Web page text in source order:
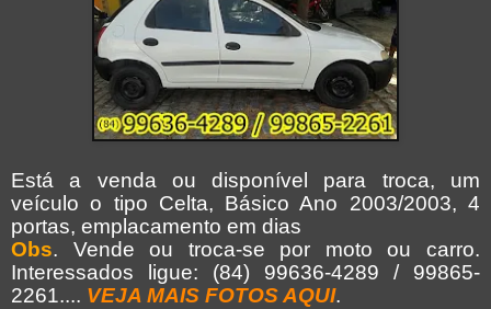
Está a venda ou disponível para troca, um
veículo o tipo Celta, Básico Ano 2003/2003, 4
portas, emplacamento em dias
Obs. Vende ou troca-se por moto ou carro.
Interessados ligue: (84) 99636-4289 / 99865-
2261.... VEJA MAIS FOTOS AQUI.